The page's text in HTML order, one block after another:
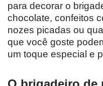
para decorar o
chocolate, confeitos
nozes picadas ou
que você goste
um toque especial e